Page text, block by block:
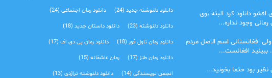
دانلود کرد البته توی
وجود نداره...
افغانستانی اسم الاصل مردم
افغانست...
نظیر بود حتما بخونید...
دانلود دلنوشته جدید (24) دانلود رمان اجتماعی‌ (24)
دانلود دلنوشته (23) دانلود داستان جدید (18)
دانلود رمان ناول فور (18) دانلود رمان پی دی اف (17)
دانلود رمان طنز (17) رمان عاشقانه (15)
انجمن نویسندگی (14) دانلود دلنوشته تراژدی‌ (13)